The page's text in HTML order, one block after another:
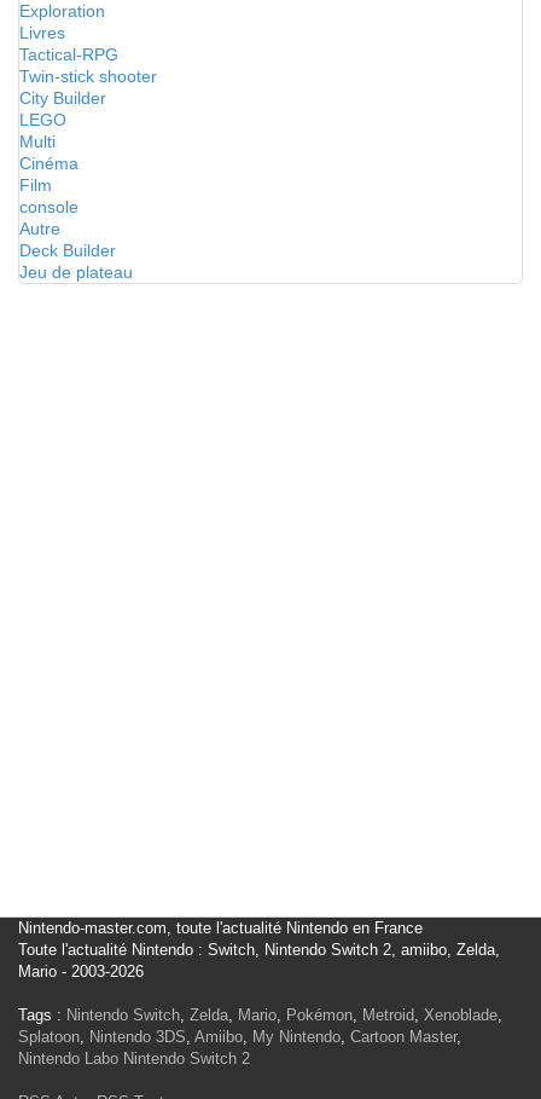
Exploration
Livres
Tactical-RPG
Twin-stick shooter
City Builder
LEGO
Multi
Cinéma
Film
console
Autre
Deck Builder
Jeu de plateau
Nintendo-master.com, toute l'actualité Nintendo en France
Toute l'actualité Nintendo : Switch, Nintendo Switch 2, amiibo, Zelda,
Mario - 2003-2026
Tags : Nintendo Switch, Zelda, Mario, Pokémon, Metroid, Xenoblade,
Splatoon, Nintendo 3DS, Amiibo, My Nintendo, Cartoon Master,
Nintendo Labo Nintendo Switch 2